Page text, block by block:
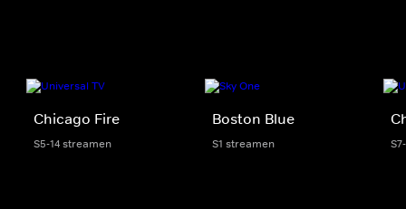
Chicago Fire
S5-14 streamen
Boston Blue
S1 streamen